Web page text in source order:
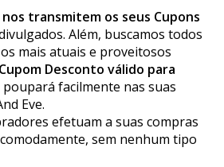
nos transmitem os seus Cupons
Além, buscamos todos
mais atuais e proveitosos
Cupom Desconto válido para
poupará facilmente nas suas
Eve.
efetuam a suas compras
sem nenhum tipo